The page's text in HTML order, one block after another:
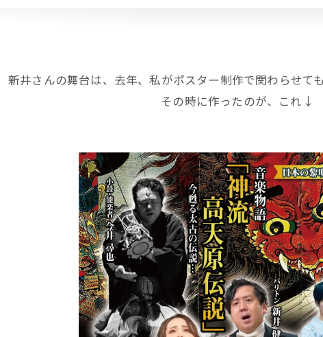
新井さんの舞台は、去年、私がポスター制作で関わらせて
その時に作ったのが、これ↓